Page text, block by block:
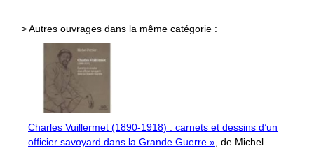
> Autres ouvrages dans la même catégorie :
Charles Vuillermet (1890-1918) : carnets et dessins d’un
officier savoyard dans la Grande Guerre » , de Michel